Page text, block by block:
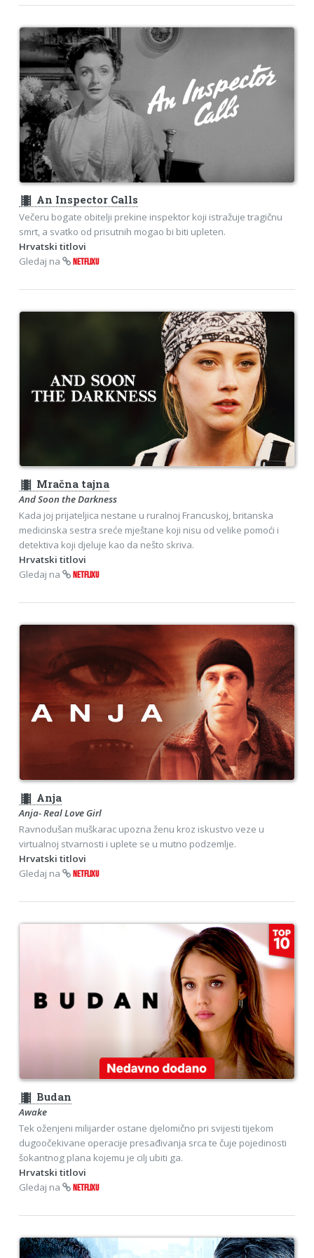
theaters An Inspector Calls
Večeru bogate obitelji prekine inspektor koji istražuje tragičnu
smrt, a svatko od prisutnih mogao bi biti upleten.
Hrvatski titlovi
Gledaj na
NETFLIXU
theaters Mračna tajna
And Soon the Darkness
Kada joj prijateljica nestane u ruralnoj Francuskoj, britanska
medicinska sestra sreće mještane koji nisu od velike pomoći i
detektiva koji djeluje kao da nešto skriva.
Hrvatski titlovi
Gledaj na
NETFLIXU
theaters Anja
Anja- Real Love Girl
Ravnodušan muškarac upozna ženu kroz iskustvo veze u
virtualnoj stvarnosti i uplete se u mutno podzemlje.
Hrvatski titlovi
Gledaj na
NETFLIXU
theaters Budan
Awake
Tek oženjeni milijarder ostane djelomično pri svijesti tijekom
dugoočekivane operacije presađivanja srca te čuje pojedinosti
šokantnog plana kojemu je cilj ubiti ga.
Hrvatski titlovi
Gledaj na
NETFLIXU